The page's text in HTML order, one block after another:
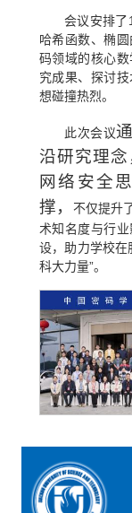
会议安排了
哈希函数、椭
码领域的核心
究成果、探讨
想碰撞热烈。
此次会议
沿研究理
网络安全
撑，
不仅提升
术知名度与行
设，助力学校在
科大力量”。